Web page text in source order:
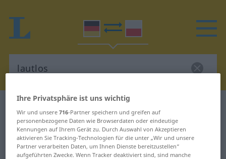
Deutsch-Polnisch Übersetzung für
"lautlos"
Ihre Privatsphäre ist uns wichtig
Wir und unsere716-Partner speichern und greifen auf
personenbezogene Daten wie Browserdaten oder eindeutige
Kennungen auf Ihrem Gerät zu. Durch Auswahl von Akzeptieren
aktivieren Sie Tracking-Technologien für die unter „Wir und unsere
Partner verarbeiten Daten, um Ihnen Dienste bereitzustellen“
aufgeführten Zwecke. Wenn Tracker deaktiviert sind, sind manche